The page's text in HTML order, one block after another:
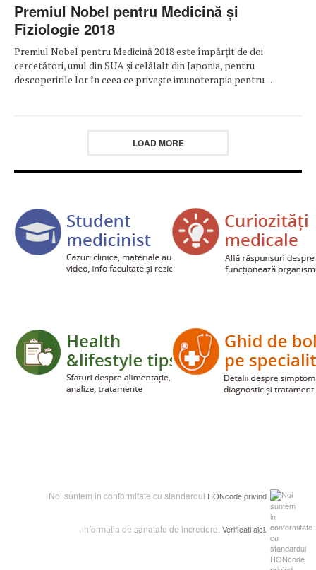
Premiul Nobel pentru Medicină și
Fiziologie 2018
Premiul Nobel pentru Medicină 2018 este împărțit de doi
cercetători, unul din SUA și celălalt din Japonia, pentru
descoperirile lor în ceea ce privește imunoterapia pentru ...
LOAD MORE
Noi suntem in conformitate cu standardul HONcodeprivind
informatia de sanatate de incredere: Verificati aici.